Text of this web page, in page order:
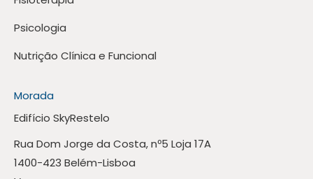
Psicologia
Nutrição Clínica e Funcional
Morada
Edifício SkyRestelo
Rua Dom Jorge da Costa, nº5 Loja 17A
1400-423 Belém-Lisboa